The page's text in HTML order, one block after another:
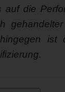
auf die
ist